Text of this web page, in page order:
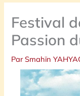
Festival
Passion
ParSmahïn